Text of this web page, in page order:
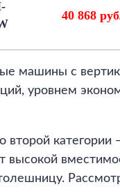
40 868
машины с
уровнем
второй
высокой